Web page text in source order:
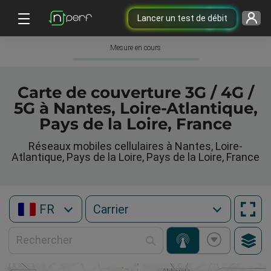
Lancer un test de débit
Mesure en cours
Carte de couverture 3G / 4G /
5G à Nantes, Loire-Atlantique,
Pays de la Loire, France
Réseaux mobiles cellulaires à Nantes, Loire-
Atlantique, Pays de la Loire, Pays de la Loire, France
FR